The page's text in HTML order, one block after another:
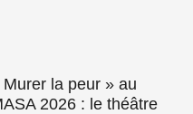
Murer la peur » au
2026 : le théâtre